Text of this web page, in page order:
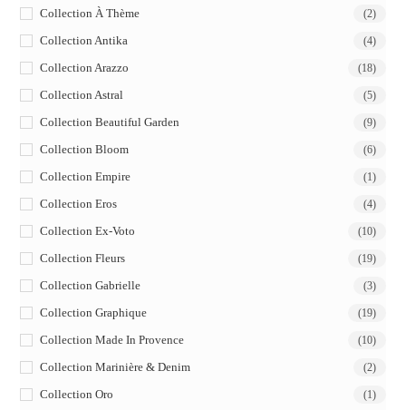
Collection À Thème (2)
Collection Antika (4)
Collection Arazzo (18)
Collection Astral (5)
Collection Beautiful Garden (9)
Collection Bloom (6)
Collection Empire (1)
Collection Eros (4)
Collection Ex-Voto (10)
Collection Fleurs (19)
Collection Gabrielle (3)
Collection Graphique (19)
Collection Made In Provence (10)
Collection Marinière & Denim (2)
Collection Oro (1)